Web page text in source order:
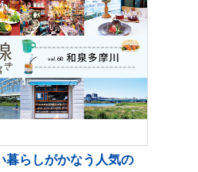
暮らしがかなう人気の